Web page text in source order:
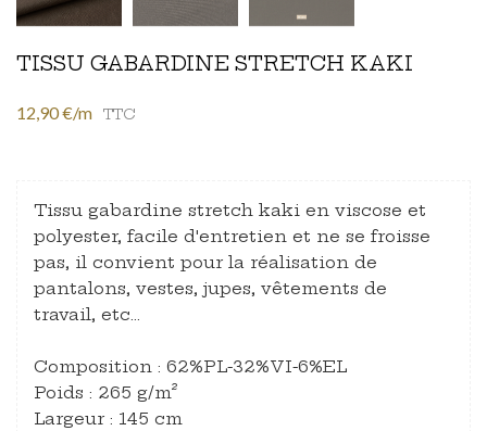
TISSU GABARDINE STRETCH KAKI
12,90 €/m TTC
Tissu gabardine stretch kaki en viscose et
polyester, facile d'entretien et ne se froisse
pas, il convient pour la réalisation de
pantalons, vestes, jupes, vêtements de
travail, etc…
Composition : 62%PL-32%VI-6%EL
Poids : 265 g/m²
Largeur : 145 cm